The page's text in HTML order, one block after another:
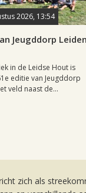
2026, 13:54
Jeugddorp Leiden
in de Leidse Hout is
editie van Jeugddorp
veld naast de...
zich als